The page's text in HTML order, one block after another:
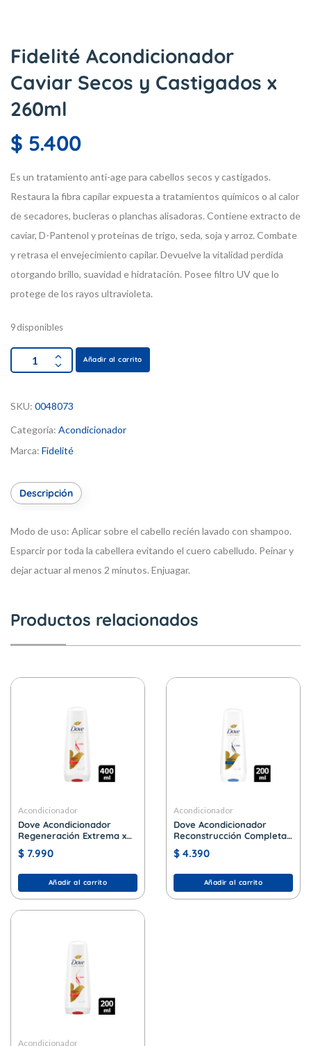
Fidelité Acondicionador
Caviar Secos y Castigados x
260ml
$ 5.400
Es un tratamiento anti-age para cabellos secos y castigados.
Restaura la fibra capilar expuesta a tratamientos químicos o al calor
de secadores, bucleras o planchas alisadoras. Contiene extracto de
caviar, D-Pantenol y proteínas de trigo, seda, soja y arroz. Combate
y retrasa el envejecimiento capilar. Devuelve la vitalidad perdida
otorgando brillo, suavidad e hidratación. Posee filtro UV que lo
protege de los rayos ultravioleta.
9 disponibles
Añadir al carrito
SKU: 0048073
Categoría: Acondicionador
Marca: Fidelité
Descripción
Modo de uso: Aplicar sobre el cabello recién lavado con shampoo.
Esparcir por toda la cabellera evitando el cuero cabelludo. Peinar y
dejar actuar al menos 2 minutos. Enjuagar.
Productos relacionados
Acondicionador
Dove Acondicionador
Regeneración Extrema x
400 ml.
$ 7.990
Añadir al carrito
Acondicionador
Dove Acondicionador
Reconstrucción Completa
x 200 ml.
$ 4.390
Añadir al carrito
Acondicionador